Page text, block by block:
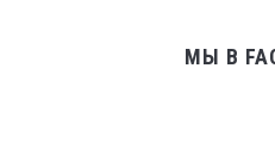
МЫ В